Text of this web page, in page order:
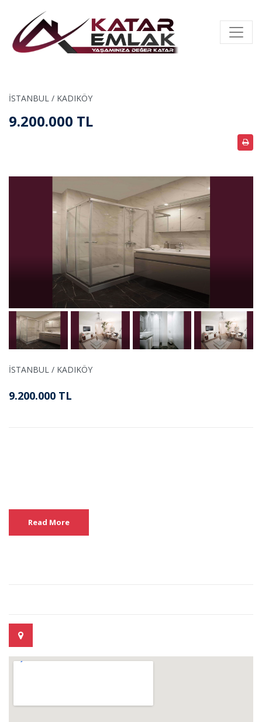
İSTANBUL / KADIKÖY
9.200.000 TL
İSTANBUL / KADIKÖY
9.200.000 TL
Read More